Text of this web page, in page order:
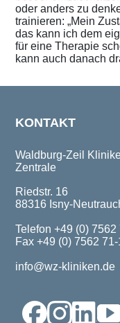
oder anders zu
trainieren: „Mein
das kann ich dem
für eine Therapie
kann auch danach
KONTAKT
Waldburg-Zeil
Zentrale
Riedstr. 16
88316 Isny-
Telefon +49 (0) 7562
Fax +49 (0) 7562
info@wz-kliniken.de